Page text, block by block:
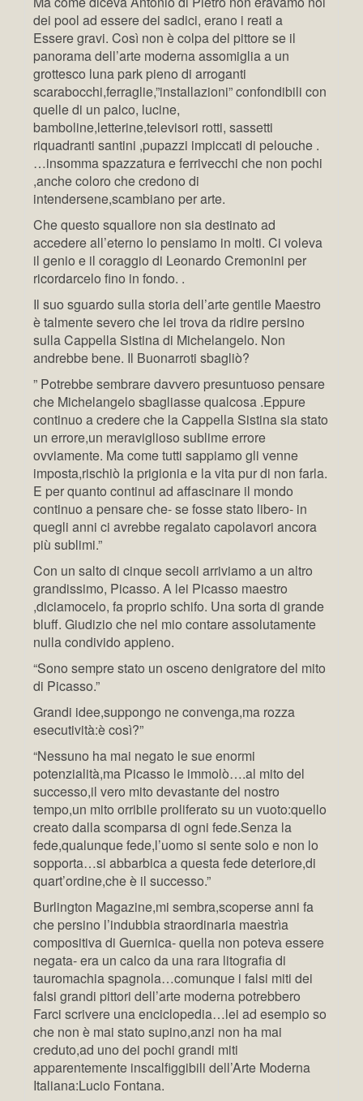
dei pool ad essere dei sadici, erano i reati a
Essere gravi. Così non è colpa del pittore se il
panorama dell’arte moderna assomiglia a un
grottesco luna park pieno di arroganti
scarabocchi,ferraglie,”installazioni” confondibili con
quelle di un palco, lucine,
bamboline,letterine,televisori rotti, sassetti
riquadranti santini ,pupazzi impiccati di pelouche .
…insomma spazzatura e ferrivecchi che non pochi
,anche coloro che credono di
intendersene,scambiano per arte.
Che questo squallore non sia destinato ad
accedere all’eterno lo pensiamo in molti. Ci voleva
il genio e il coraggio di Leonardo Cremonini per
ricordarcelo fino in fondo. .
Il suo sguardo sulla storia dell’arte gentile Maestro
è talmente severo che lei trova da ridire persino
sulla Cappella Sistina di Michelangelo. Non
andrebbe bene. Il Buonarroti sbagliò?
” Potrebbe sembrare davvero presuntuoso pensare
che Michelangelo sbagliasse qualcosa .Eppure
continuo a credere che la Cappella Sistina sia stato
un errore,un meraviglioso sublime errore
ovviamente. Ma come tutti sappiamo gli venne
imposta,rischiò la prigionia e la vita pur di non farla.
E per quanto continui ad affascinare il mondo
continuo a pensare che- se fosse stato libero- in
quegli anni ci avrebbe regalato capolavori ancora
più sublimi.”
Con un salto di cinque secoli arriviamo a un altro
grandissimo, Picasso. A lei Picasso maestro
,diciamocelo, fa proprio schifo. Una sorta di grande
bluff. Giudizio che nel mio contare assolutamente
nulla condivido appieno.
“Sono sempre stato un osceno denigratore del mito
di Picasso.”
Grandi idee,suppongo ne convenga,ma rozza
esecutività:è così?”
“Nessuno ha mai negato le sue enormi
potenzialità,ma Picasso le immolò….al mito del
successo,il vero mito devastante del nostro
tempo,un mito orribile proliferato su un vuoto:quello
creato dalla scomparsa di ogni fede.Senza la
fede,qualunque fede,l’uomo si sente solo e non lo
sopporta…si abbarbica a questa fede deteriore,di
quart’ordine,che è il successo.”
Burlington Magazine,mi sembra,scoperse anni fa
che persino l’indubbia straordinaria maestrìa
compositiva di Guernica- quella non poteva essere
negata- era un calco da una rara litografia di
tauromachia spagnola…comunque i falsi miti dei
falsi grandi pittori dell’arte moderna potrebbero
Farci scrivere una enciclopedia…lei ad esempio so
che non è mai stato supino,anzi non ha mai
creduto,ad uno dei pochi grandi miti
apparentemente inscalfiggibili dell’Arte Moderna
Italiana:Lucio Fontana.